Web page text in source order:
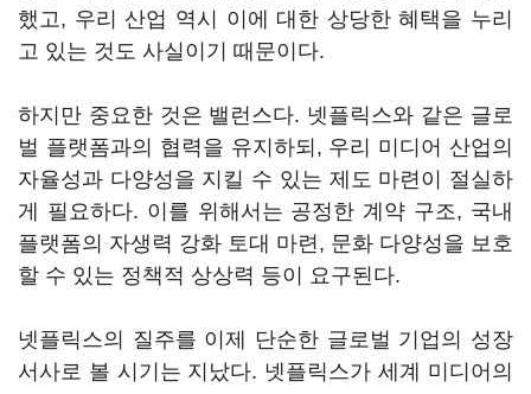
했고, 우리 산업 역시 이에 대한 상당한 혜택을 누리
고 있는 것도 사실이기 때문이다.
하지만 중요한 것은 밸런스다. 넷플릭스와 같은 글로
벌 플랫폼과의 협력을 유지하되, 우리 미디어 산업의
자율성과 다양성을 지킬 수 있는 제도 마련이 절실하
게 필요하다. 이를 위해서는 공정한 계약 구조, 국내
플랫폼의 자생력 강화 토대 마련, 문화 다양성을 보호
할 수 있는 정책적 상상력 등이 요구된다.
넷플릭스의 질주를 이제 단순한 글로벌 기업의 성장
서사로 볼 시기는 지났다. 넷플릭스가 세계 미디어의